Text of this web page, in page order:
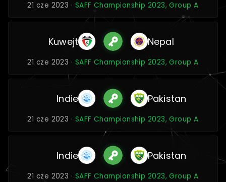
21 cze 2023 · SAFF Championship 2023, Group A
Kuwejt Nepal
21 cze 2023 · SAFF Championship 2023, Group A
Indie Pakistan
21 cze 2023 · SAFF Championship 2023, Group A
Indie Pakistan
21 cze 2023 · SAFF Championship 2023, Group A